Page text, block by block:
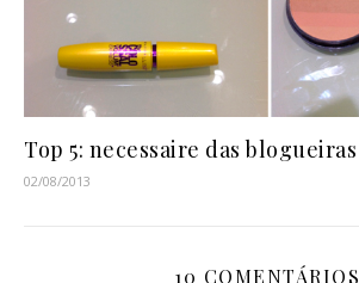
Top 5: necessaire das blogueiras
02/08/2013
10 COMENTÁRIOS